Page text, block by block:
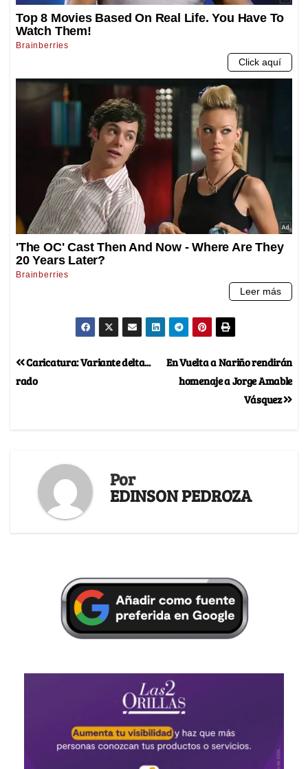
En Vuelta a Nariño rendirán
homenaje a Jorge Amable
Vásquez
Caricatura: Variante delta...
rado
Por
EDINSON PEDROZA